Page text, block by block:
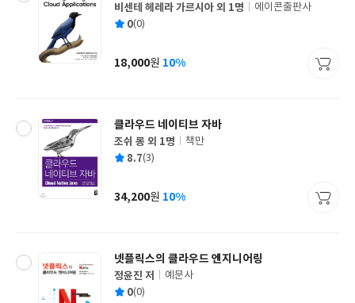
글
쓴
비센테 헤레라 가르시아 외 1명
출
사
에이콘출판사
평 0(0)
가
18,000원 10%
클라우드 네이티브 자바
글
쓴
조쉬 롱 외 1명
출
사
책만
평 8.7(3)
가
34,200원 10%
넷플릭스의 클라우드 엔지니어링
글
쓴
정윤진 저
출
예문사
평 0(0)